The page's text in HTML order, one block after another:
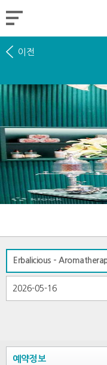
이전
예약정보